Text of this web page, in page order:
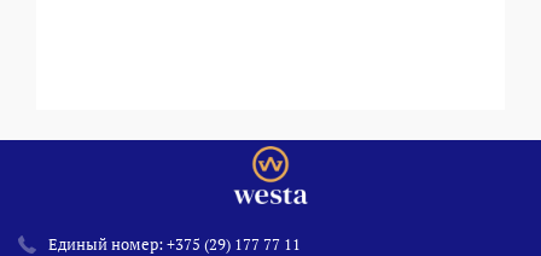
Единый номер:+375 (29) 177 77 11